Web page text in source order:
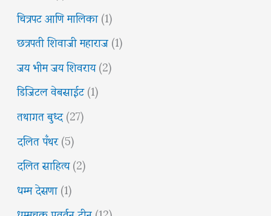
चित्रपट आणि मालिका(1)
छत्रपती शिवाजी महाराज(1)
जय भीम जय शिवराय(2)
डिजिटल वेबसाईट(1)
तथागत बुध्द(27)
दलित पँथर(5)
दलित साहित्य(2)
धम्म देसणा(1)